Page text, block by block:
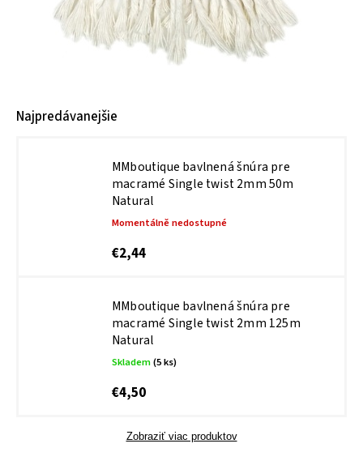
Najpredávanejšie
MMboutique bavlnená šnúra pre
macramé Single twist 2mm 50m
Natural
Momentálně nedostupné
€2,44
MMboutique bavlnená šnúra pre
macramé Single twist 2mm 125m
Natural
Skladem(5 ks)
€4,50
Zobraziť viac produktov